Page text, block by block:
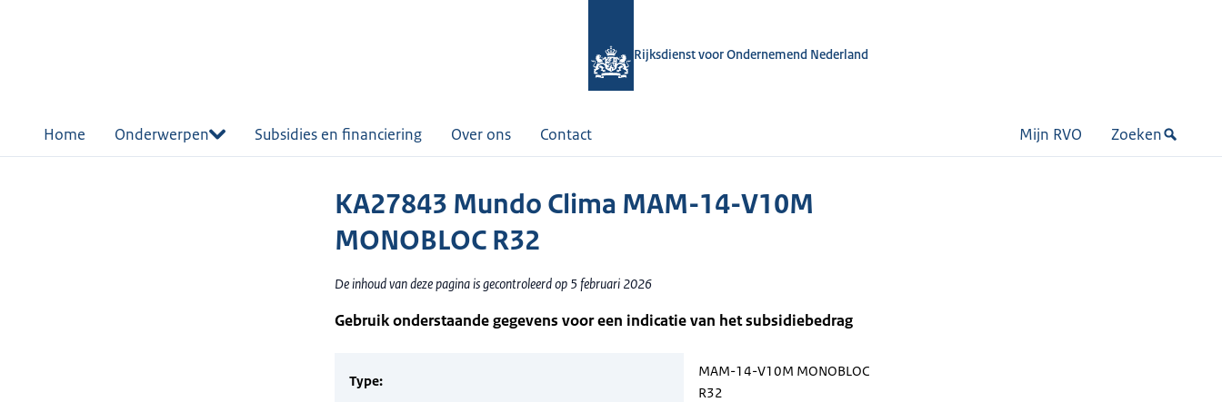
Rijksdienst voor Ondernemend Nederland
Home Onderwerpen Subsidies en financiering Over ons Contact Mijn RVO Zoeken
KA27843 Mundo Clima MAM-14-V10M
MONOBLOC R32
De inhoud van deze pagina is gecontroleerd op 5 februari 2026
Gebruik onderstaande gegevens voor een indicatie van het subsidiebedrag
Type:
MAM-14-V10M MONOBLOC
R32